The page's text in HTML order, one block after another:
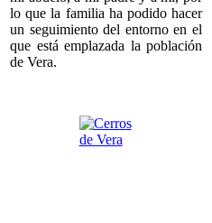
lo que la familia ha podido hacer
un seguimiento del entorno en el
que está emplazada la población
de Vera.